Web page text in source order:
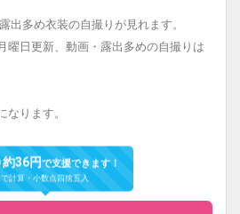
出多め衣装の自撮りが見れます。
曜日更新、動画・露出多めの自撮りは
なります。
約36円で支援できます！
計算・小数点四捨五入